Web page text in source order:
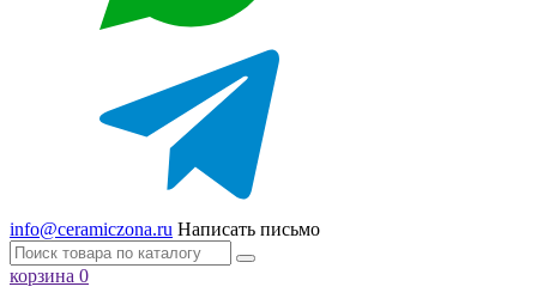
info@ceramiczona.ru Написать письмо
корзина 0